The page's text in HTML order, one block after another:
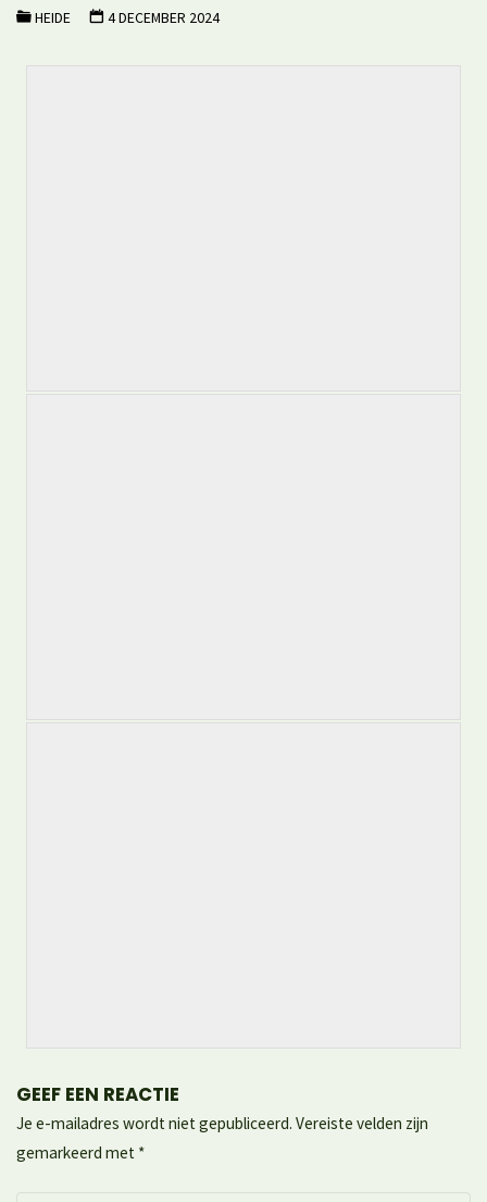
HEIDE 4 DECEMBER 2024
GEEF EEN REACTIE
Je e-mailadres wordt niet gepubliceerd. Vereiste velden zijn
gemarkeerd met *